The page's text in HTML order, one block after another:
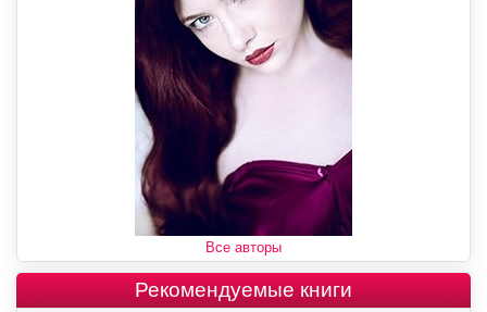
Все авторы
Рекомендуемые книги